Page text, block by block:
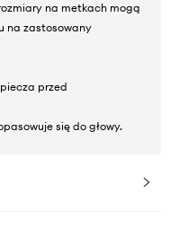
na metkach mogą
na zastosowany
przed
się do głowy.